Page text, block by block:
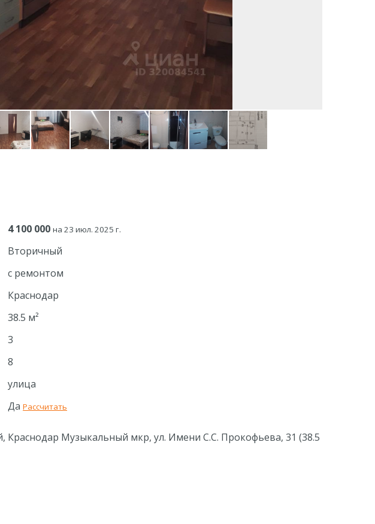
4 100 000 на 23 июл. 2025 г.
Вторичный
с ремонтом
Краснодар
38.5 м²
3
8
улица
Да Рассчитать
Краснодар Музыкальный мкр, ул. Имени С.С. Прокофьева, 31 (38.5